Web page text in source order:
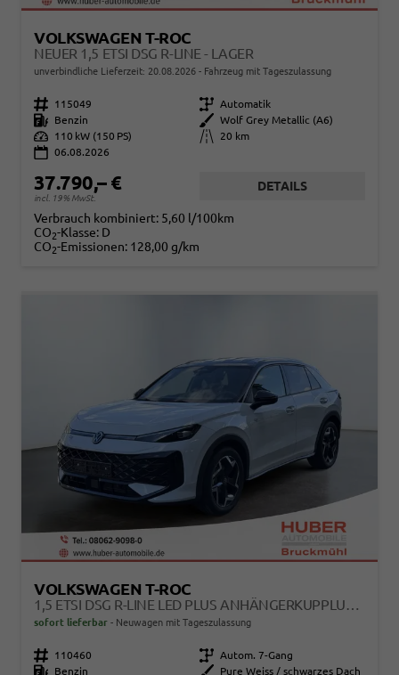
VOLKSWAGEN T-ROC
NEUER 1,5 ETSI DSG R-LINE - LAGER
unverbindliche Lieferzeit: 20.08.2026 Fahrzeug mit Tageszulassung
Fahrzeugnr. 115049 Getriebe Automatik
Kraftstoff
Benzin Außenfarbe
Wolf Grey Metallic (A6)
Leistung
110 kW (150 PS) Kilometerstand
20 km
06.08.2026
37.790,– €
incl. 19% MwSt.
DETAILS
Verbrauch kombiniert: 5,60 l/100km
CO2-Klasse: D
CO2-Emissionen: 128,00 g/km
VOLKSWAGEN T-ROC
1,5 ETSI DSG R-LINE LED PLUS ANHÄNGERKUPPLUNG NAVI DIGITAL PRO SITZHEIZUNG BEHEIZTES LENKRAD 18 ZOLL ALU EL.HECKKLAPPE 5J GARANTIE
sofort lieferbar Neuwagen mit Tageszulassung
Fahrzeugnr. 110460 Getriebe Autom. 7-Gang
Kraftstoff
Benzin Außenfarbe Pure Weiss / schwarzes Dach